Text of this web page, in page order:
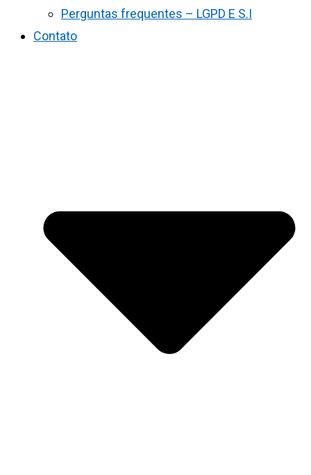
Perguntas frequentes – LGPD E S.I
Contato